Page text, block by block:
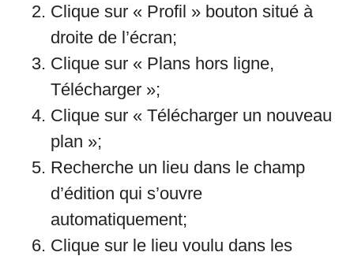
Clique sur « Profil » bouton situé à
droite de l’écran;
Clique sur « Plans hors ligne,
Télécharger »;
Clique sur « Télécharger un nouveau
plan »;
Recherche un lieu dans le champ
d’édition qui s’ouvre
automatiquement;
Clique sur le lieu voulu dans les